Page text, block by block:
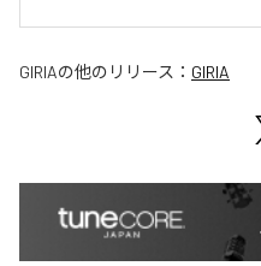
GIRIAの他のリリース： GIRIA